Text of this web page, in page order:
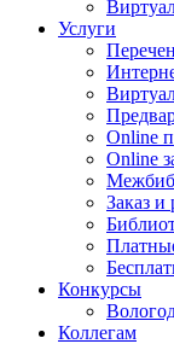
Услуги
Online
Online
Заказ и
Конкурсы
Коллегам